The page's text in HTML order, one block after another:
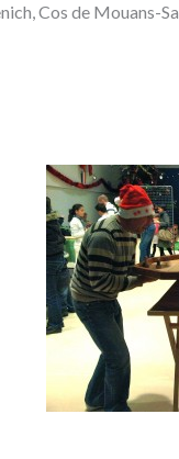
Cos de Mouans-